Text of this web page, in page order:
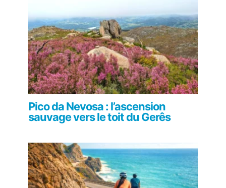
Pico da Nevosa : l’ascension
sauvage vers le toit du Gerês